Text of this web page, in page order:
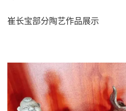
崔长宝部分陶艺作品展示